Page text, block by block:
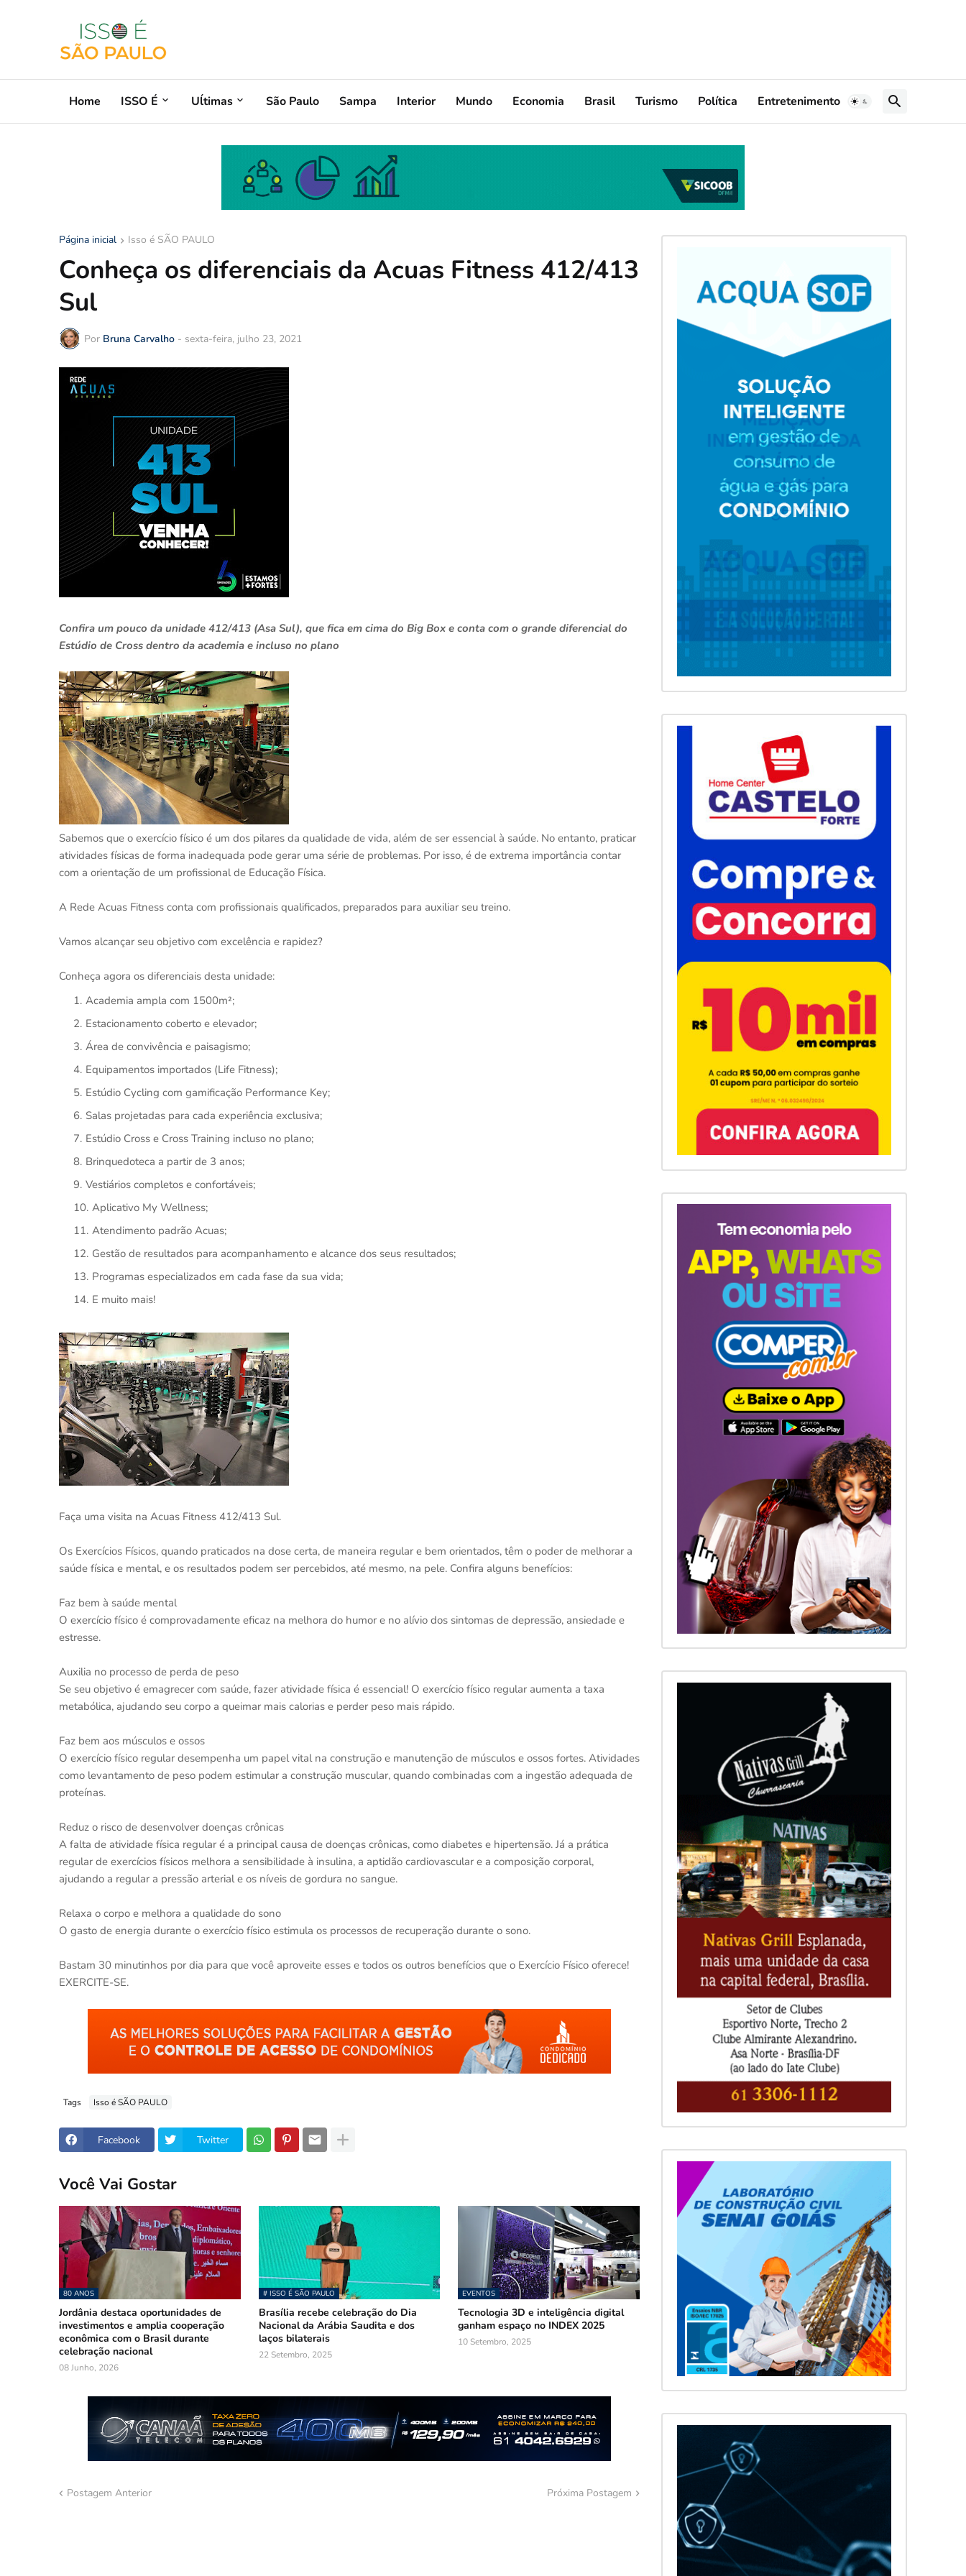
Home ISSO É Uĺtimas São Paulo Sampa Interior Mundo Economia Brasil Turismo Política Entretenimento
Página inicial Isso é SÃO PAULO
Conheça os diferenciais da Acuas Fitness 412/413
Sul
Por Bruna Carvalho - sexta-feira, julho 23, 2021
Confira um pouco da unidade 412/413 (Asa Sul), que fica em cima do Big Box e conta com o grande diferencial do
Estúdio de Cross dentro da academia e incluso no plano
Sabemos que o exercício físico é um dos pilares da qualidade de vida, além de ser essencial à saúde. No entanto, praticar
atividades físicas de forma inadequada pode gerar uma série de problemas. Por isso, é de extrema importância contar
com a orientação de um profissional de Educação Física.
A Rede Acuas Fitness conta com profissionais qualificados, preparados para auxiliar seu treino.
Vamos alcançar seu objetivo com excelência e rapidez?
Conheça agora os diferenciais desta unidade:
Academia ampla com 1500m²;
Estacionamento coberto e elevador;
Área de convivência e paisagismo;
Equipamentos importados (Life Fitness);
Estúdio Cycling com gamificação Performance Key;
Salas projetadas para cada experiência exclusiva;
Estúdio Cross e Cross Training incluso no plano;
Brinquedoteca a partir de 3 anos;
Vestiários completos e confortáveis;
Aplicativo My Wellness;
Atendimento padrão Acuas;
Gestão de resultados para acompanhamento e alcance dos seus resultados;
Programas especializados em cada fase da sua vida;
E muito mais!
Faça uma visita na Acuas Fitness 412/413 Sul.
Os Exercícios Físicos, quando praticados na dose certa, de maneira regular e bem orientados, têm o poder de melhorar a
saúde física e mental, e os resultados podem ser percebidos, até mesmo, na pele. Confira alguns benefícios:
Faz bem à saúde mental⠀
O exercício físico é comprovadamente eficaz na melhora do humor e no alívio dos sintomas de depressão, ansiedade e
estresse.
Auxilia no processo de perda de peso⠀
Se seu objetivo é emagrecer com saúde, fazer atividade física é essencial! O exercício físico regular aumenta a taxa
metabólica, ajudando seu corpo a queimar mais calorias e perder peso mais rápido.
Faz bem aos músculos e ossos⠀
O exercício físico regular desempenha um papel vital na construção e manutenção de músculos e ossos fortes. Atividades
como levantamento de peso podem estimular a construção muscular, quando combinadas com a ingestão adequada de
proteínas.
Reduz o risco de desenvolver doenças crônicas⠀
A falta de atividade física regular é a principal causa de doenças crônicas, como diabetes e hipertensão. Já a prática
regular de exercícios físicos melhora a sensibilidade à insulina, a aptidão cardiovascular e a composição corporal,
ajudando a regular a pressão arterial e os níveis de gordura no sangue.
Relaxa o corpo e melhora a qualidade do sono⠀
O gasto de energia durante o exercício físico estimula os processos de recuperação durante o sono.
Bastam 30 minutinhos por dia para que você aproveite esses e todos os outros benefícios que o Exercício Físico oferece!
EXERCITE-SE.
Tags Isso é SÃO PAULO
Facebook Twitter
Você Vai Gostar
80 ANOS
Jordânia destaca oportunidades de
investimentos e amplia cooperação
econômica com o Brasil durante
celebração nacional
08 Junho, 2026
# ISSO É SÃO PAULO
Brasília recebe celebração do Dia
Nacional da Arábia Saudita e dos
laços bilaterais
22 Setembro, 2025
EVENTOS
Tecnologia 3D e inteligência digital
ganham espaço no INDEX 2025
10 Setembro, 2025
Postagem Anterior Próxima Postagem